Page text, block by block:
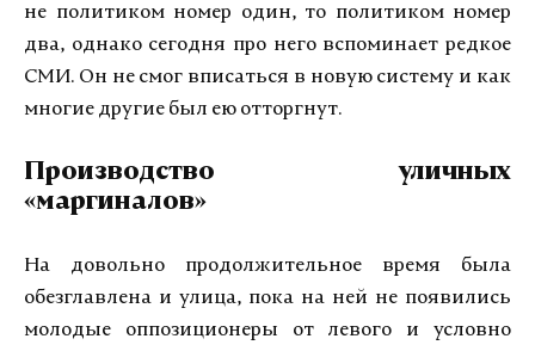
не политиком номер один, то политиком номер
два, однако сегодня про него вспоминает редкое
СМИ. Он не смог вписаться в новую систему и как
многие другие был ею отторгнут.
Производство уличных
«маргиналов»
На довольно продолжительное время была
обезглавлена и улица, пока на ней не появились
молодые оппозиционеры от левого и условно